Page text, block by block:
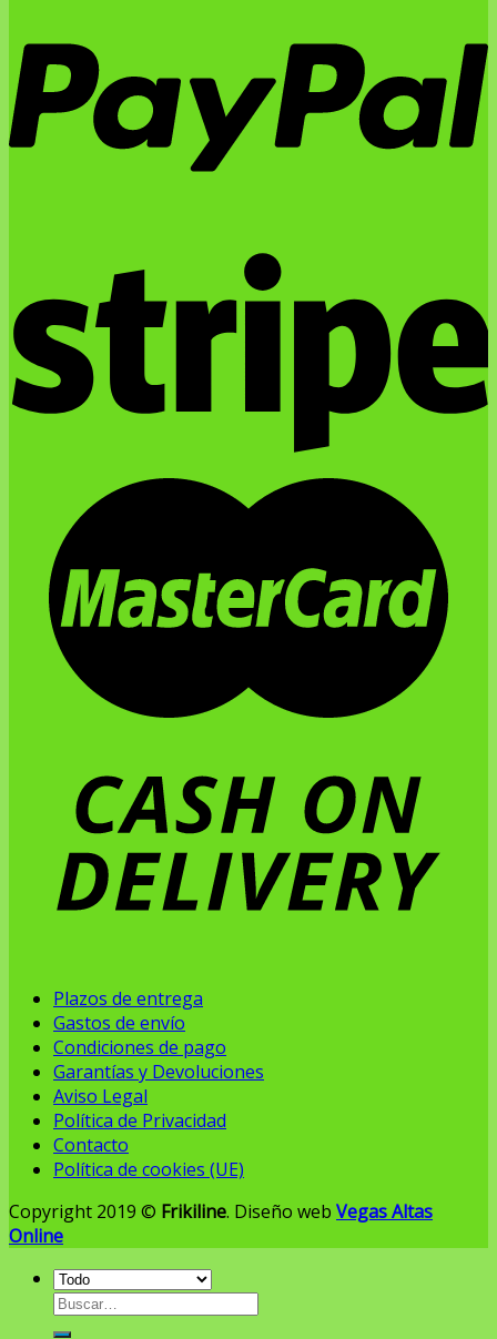
Plazos de entrega
Gastos de envío
Condiciones de pago
Garantías y Devoluciones
Aviso Legal
Política de Privacidad
Contacto
Política de cookies (UE)
Copyright 2019 © Frikiline. Diseño web Vegas Altas
Online
Buscar
por: